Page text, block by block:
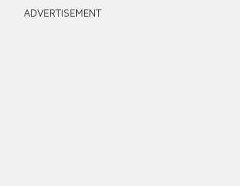
ADVERTISEMENT